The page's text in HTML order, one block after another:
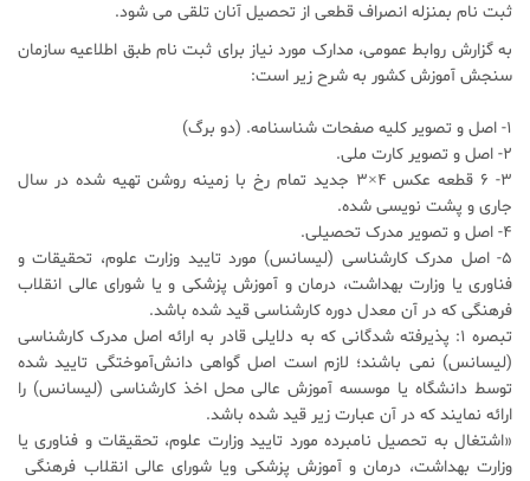
ثبت نام بمنزله انصراف قطعی از تحصیل آنان تلقی می شود.
به گزارش روابط عمومی، مدارک مورد نیاز برای ثبت نام طبق اطلاعیه سازمان
سنجش آموزش کشور به شرح زیر است:
1- اصل و تصویر کلیه صفحات شناسنامه. (دو برگ)
2- اصل و تصویر کارت ملی.
3- 6 قطعه عکس 4×3 جدید تمام رخ با زمینه روشن تهیه شده در سال
جاری و پشت نویسی شده.
4- اصل و تصویر مدرک تحصیلی.
5- اصل مدرک کارشناسی (لیسانس) مورد تایید وزارت علوم، تحقیقات و
فناوری یا وزارت بهداشت، درمان و آموزش پزشکی و یا شورای عالی انقلاب
فرهنگی که در آن معدل دوره کارشناسی قید شده باشد.
تبصره 1: پذیرفته شدگانی که به دلایلی قادر به ارائه اصل مدرک کارشناسی
(لیسانس) نمی باشند؛ لازم است اصل گواهی دانش‌آموختگی تایید شده
توسط دانشگاه یا موسسه آموزش عالی محل اخذ کارشناسی (لیسانس) را
ارائه نمایند که در آن عبارت زیر قید شده باشد.
«اشتغال به تحصیل نامبرده مورد تایید وزارت علوم، تحقیقات و فناوری یا
وزارت بهداشت، درمان و آموزش پزشکی ویا شورای عالی انقلاب فرهنگی